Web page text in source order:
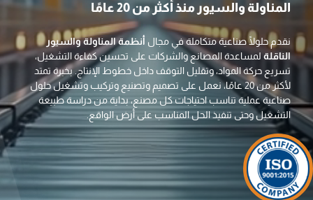
المناولة والسيور منذ أكثر من 20 عامًا
نقدم حلولًا صناعية متكاملة في مجال أنظمة المناولة والسيور
الناقلةلمساعدة المصانع والشركات على تحسين كفاءة التشغيل،
تسريع حركة المواد، وتقليل التوقف داخل خطوط الإنتاج. بخبرة تمتد
لأكثر من 20 عامًا، نعمل على تصميم وتصنيع وتركيب وتشغيل حلول
صناعية عملية تناسب احتياجات كل مصنع، بداية من دراسة طبيعة
التشغيل وحتى تنفيذ الحل المناسب على أرض الواقع.